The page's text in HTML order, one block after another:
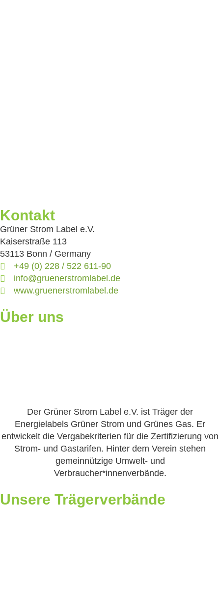
Kontakt
Grüner Strom Label e.V.
Kaiserstraße 113
53113 Bonn / Germany
+49 (0) 228 / 522 611-90
info@gruenerstromlabel.de
www.gruenerstromlabel.de
Über uns
Der Grüner Strom Label e.V. ist Träger der
Energielabels Grüner Strom und Grünes Gas. Er
entwickelt die Vergabekriterien für die Zertifizierung von
Strom- und Gastarifen. Hinter dem Verein stehen
gemeinnützige Umwelt- und
Verbraucher*innenverbände.
Unsere Trägerverbände